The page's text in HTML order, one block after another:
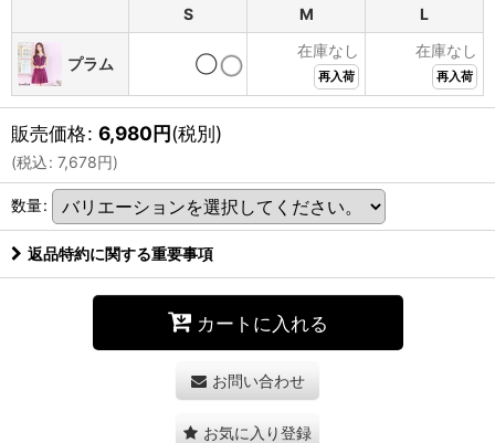
S M L
プラム ◯
在庫なし
再入荷
在庫なし
再入荷
販売価格: 6,980円(税別)
(税込: 7,678円)
数量:
返品特約に関する重要事項
カートに入れる
お問い合わせ
お気に入り登録